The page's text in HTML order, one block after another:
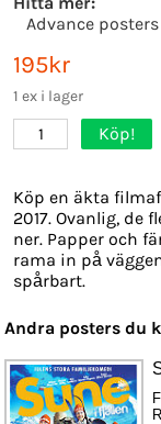
Advance posters
195kr
1 ex i lager
1 Köp!
Köp en äkta
2017. Ovanlig, de
ner. Papper och
rama in på
spårbart.
Andra posters du